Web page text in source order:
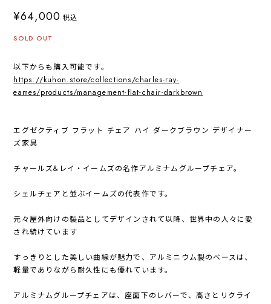
¥64,000 税込
SOLD OUT
以下からも購入可能です。
https://kuhon.store/collections/charles-ray-
eames/products/management-flat-chair-darkbrown
エグゼクティブ フラット チェア ハイ ダークブラウン デザイナー
ズ家具
チャールズ&レイ・イームズの名作アルミナムグループチェア。
シェルチェアと並ぶイームズの代表作です。
元々屋外向けの製品としてデザインされて以降、世界中の人々に愛
され続けています
すっきりとした美しい曲線が魅力で、アルミニウム製のベースは、
軽量でありながら耐久性にも優れています。
アルミナムグループチェアは、座面下のレバーで、高さとリクライ